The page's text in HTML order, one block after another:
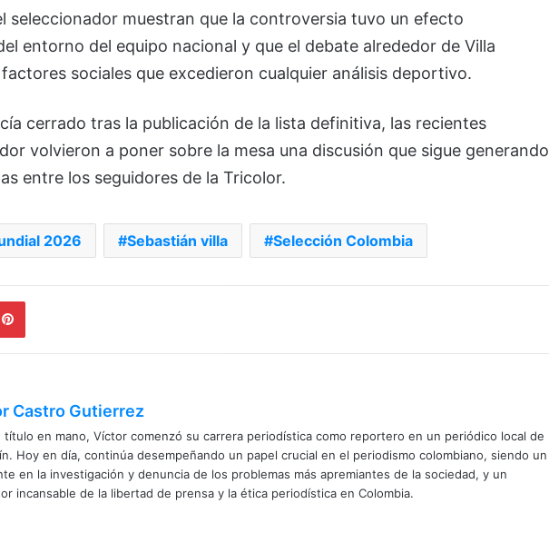
seleccionador muestran que la controversia tuvo un efecto
entorno del equipo nacional y que el debate alrededor de Villa
sociales que excedieron cualquier análisis deportivo.
cerrado tras la publicación de la lista definitiva, las recientes
volvieron a poner sobre la mesa una discusión que sigue generando
entre los seguidores de la Tricolor.
2026 Sebastián villa Selección Colombia
Pinterest
Castro Gutierrez
título en mano, Víctor comenzó su carrera periodística como reportero en un periódico local de
Hoy en día, continúa desempeñando un papel crucial en el periodismo colombiano, siendo un
en la investigación y denuncia de los problemas más apremiantes de la sociedad, y un
incansable de la libertad de prensa y la ética periodística en Colombia.